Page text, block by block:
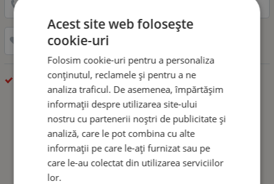
Adaugă la favorite
BARE LED
Acest site web folosește
cookie-uri
Folosim cookie-uri pentru a personaliza
conținutul, reclamele și pentru a ne
analiza traficul. De asemenea, împărtășim
informații despre utilizarea site-ului
nostru cu partenerii noștri de publicitate și
analiză, care le pot combina cu alte
informații pe care le-ați furnizat sau pe
care le-au colectat din utilizarea serviciilor
lor.